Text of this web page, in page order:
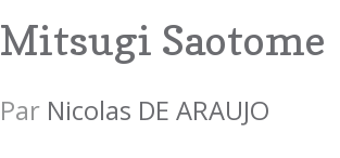
Mitsugi Saotome
Par Nicolas DE ARAUJO